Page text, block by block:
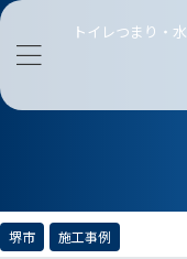
トイレつまり・
堺市 施工事例